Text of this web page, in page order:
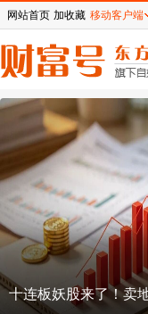
十连板妖股来了！卖
网站首页 加收藏 移动客户端